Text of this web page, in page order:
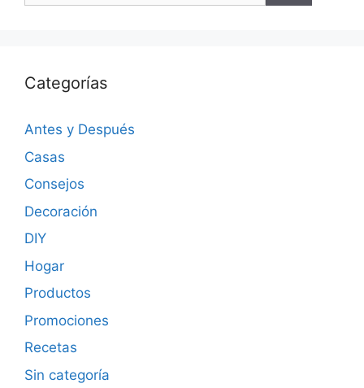
Categorías
Antes y Después
Casas
Consejos
Decoración
DIY
Hogar
Productos
Promociones
Recetas
Sin categoría